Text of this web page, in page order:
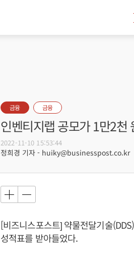
금융 금융
인벤티지랩 공모가 1만2천
2022-11-10 15:53:44
정희경 기자 - huiky@businesspost.co.kr
[비즈니스포스트] 약물전달기술
성적표를 받아들었다.